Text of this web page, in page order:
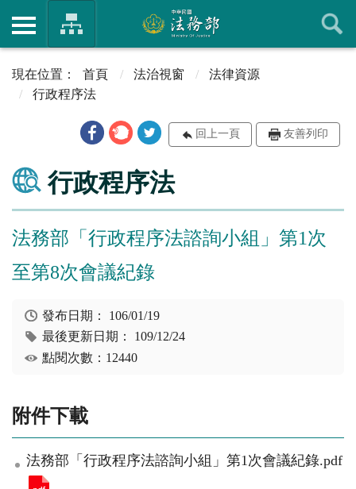
首頁 法治視窗
法律資源
行政程序法
回上一頁 友善列印
行政程序法
法務部「行政程序法諮詢小組」第1次
至第8次會議紀錄
發布日期： 106/01/19
最後更新日期： 109/12/24
點閱次數：12440
附件下載
法務部「行政程序法諮詢小組」第1次會議紀錄.pdf